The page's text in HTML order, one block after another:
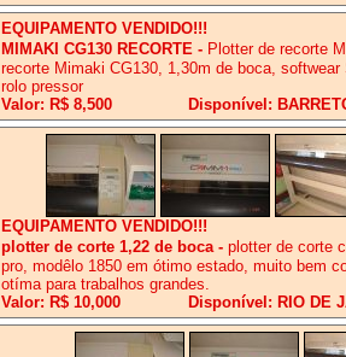
EQUIPAMENTO VENDIDO!!!
MIMAKI CG130 RECORTE - Plotter de recorte
recorte Mimaki CG130, 1,30m de boca,
rolo pressor
Valor: R$ 8,500
Disponível:
EQUIPAMENTO VENDIDO!!!
plotter de corte 1,22 de boca - plotter de corte
pro, modêlo 1850 em ótimo estado, muito bem
otíma para trabalhos grandes.
Valor: R$ 10,000
Disponível: RIO DE